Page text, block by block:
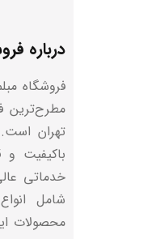
درباره
فروشگاه
مطرح‌ترین
تهران
باکیفیت
خدماتی
شامل
محصولات